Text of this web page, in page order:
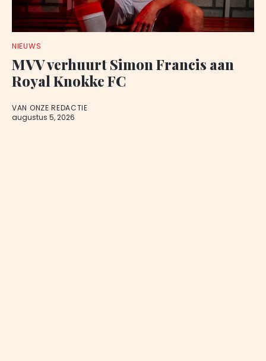
NIEUWS
MVV verhuurt Simon Francis aan
Royal Knokke FC
VAN ONZE REDACTIE
augustus 5, 2026